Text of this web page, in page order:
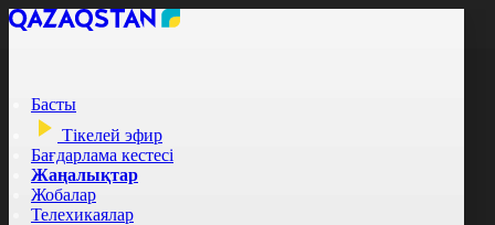
Басты
Тікелей эфир
Бағдарлама кестесі
Жаңалықтар
Жобалар
Телехикаялар